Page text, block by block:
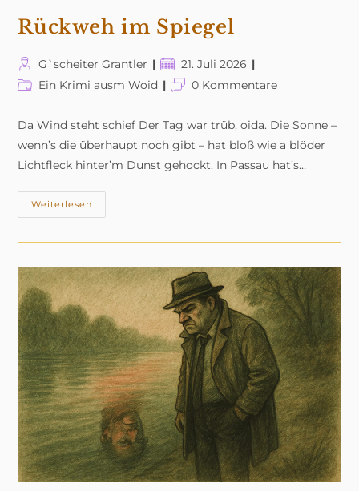
Rückweh im Spiegel
Beitrags-
Autor:
G`scheiter Grantler
Beitrag
veröffentlicht:
21. Juli 2026
Beitrags-
Ein Krimi ausm Woid
Beitrags-
0 Kommentare
Da Wind steht schief Der Tag war trüb, oida. Die Sonne –
wenn’s die überhaupt noch gibt – hat bloß wie a blöder
Lichtfleck hinter’m Dunst gehockt. In Passau hat’s…
Weiterlesen
Im